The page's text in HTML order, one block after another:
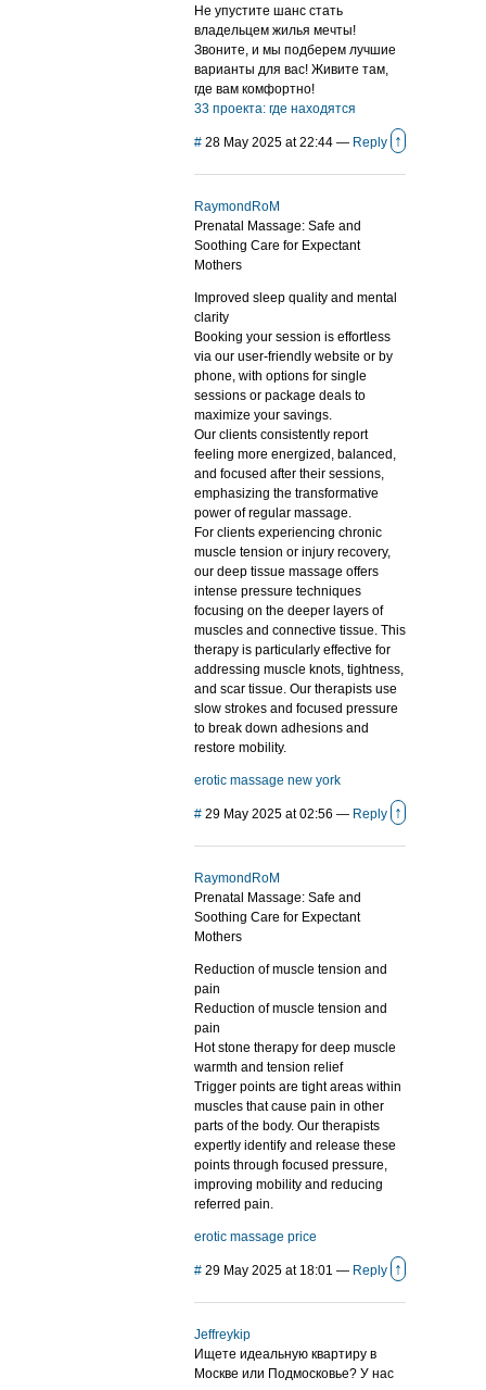
Не упустите шанс стать
владельцем жилья мечты!
Звоните, и мы подберем лучшие
варианты для вас! Живите там,
где вам комфортно!
33 проекта: где находятся
# 28 May 2025 at 22:44 — Reply ↑
RaymondRoM
Prenatal Massage: Safe and
Soothing Care for Expectant
Mothers
Improved sleep quality and mental
clarity
Booking your session is effortless
via our user-friendly website or by
phone, with options for single
sessions or package deals to
maximize your savings.
Our clients consistently report
feeling more energized, balanced,
and focused after their sessions,
emphasizing the transformative
power of regular massage.
For clients experiencing chronic
muscle tension or injury recovery,
our deep tissue massage offers
intense pressure techniques
focusing on the deeper layers of
muscles and connective tissue. This
therapy is particularly effective for
addressing muscle knots, tightness,
and scar tissue. Our therapists use
slow strokes and focused pressure
to break down adhesions and
restore mobility.
erotic massage new york
# 29 May 2025 at 02:56 — Reply ↑
RaymondRoM
Prenatal Massage: Safe and
Soothing Care for Expectant
Mothers
Reduction of muscle tension and
pain
Reduction of muscle tension and
pain
Hot stone therapy for deep muscle
warmth and tension relief
Trigger points are tight areas within
muscles that cause pain in other
parts of the body. Our therapists
expertly identify and release these
points through focused pressure,
improving mobility and reducing
referred pain.
erotic massage price
# 29 May 2025 at 18:01 — Reply ↑
Jeffreykip
Ищете идеальную квартиру в
Москве или Подмосковье? У нас